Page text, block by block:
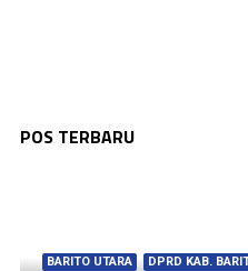
POS TERBARU
BARITO UTARA
DPRD KAB.